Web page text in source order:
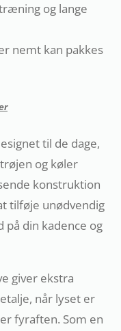
og lange
nemt kan pakkes
til de dage,
og køler
konstruktion
tilføje unødvendig
din kadence og
giver ekstra
når lyset er
fyraften. Som en